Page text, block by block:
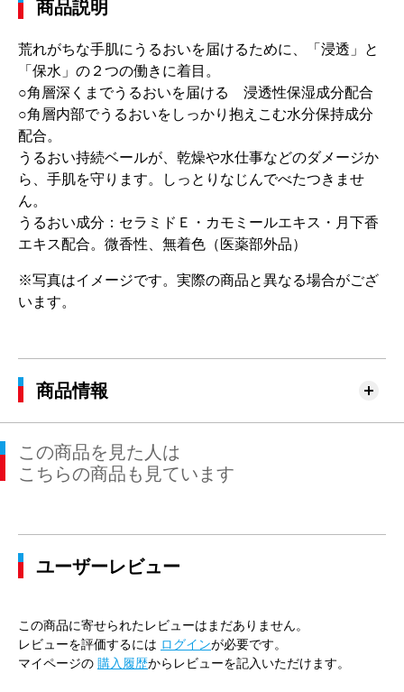
商品説明
荒れがちな手肌にうるおいを届けるために、「浸透」と
「保水」の２つの働きに着目。
○角層深くまでうるおいを届ける 浸透性保湿成分配合
○角層内部でうるおいをしっかり抱えこむ水分保持成分
配合。
うるおい持続ベールが、乾燥や水仕事などのダメージか
ら、手肌を守ります。しっとりなじんでべたつきませ
ん。
うるおい成分：セラミドＥ・カモミールエキス・月下香
エキス配合。微香性、無着色（医薬部外品）
※写真はイメージです。実際の商品と異なる場合がござ
います。
商品情報
この商品を見た人は
こちらの商品も見ています
ユーザーレビュー
この商品に寄せられたレビューはまだありません。
レビューを評価するには ログインが必要です。
マイページの 購入履歴からレビューを記入いただけます。